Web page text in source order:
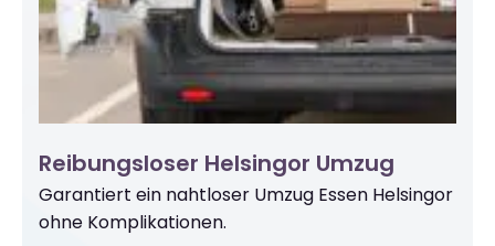
Reibungsloser Helsingor Umzug
Garantiert ein nahtloser Umzug Essen Helsingor
ohne Komplikationen.